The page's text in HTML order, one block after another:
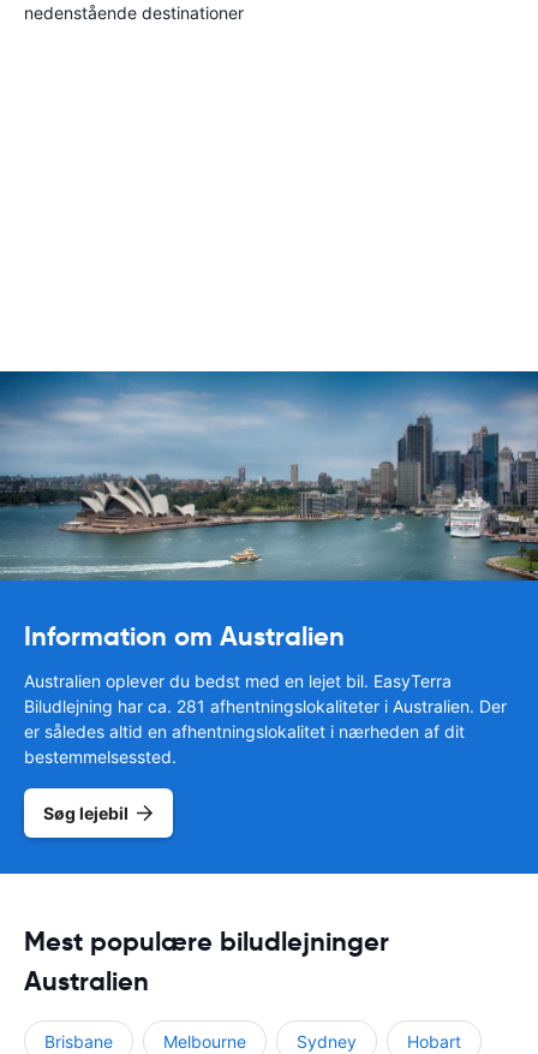
nedenstående destinationer
Information om Australien
Australien oplever du bedst med en lejet bil. EasyTerra
Biludlejning har ca. 281 afhentningslokaliteter i Australien. Der
er således altid en afhentningslokalitet i nærheden af dit
bestemmelsessted.
Søg lejebil
Mest populære biludlejninger
Australien
Brisbane Melbourne Sydney Hobart